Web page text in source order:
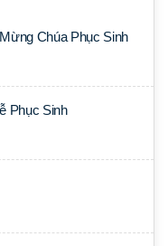
Chúa Phục Sinh
Phục Sinh